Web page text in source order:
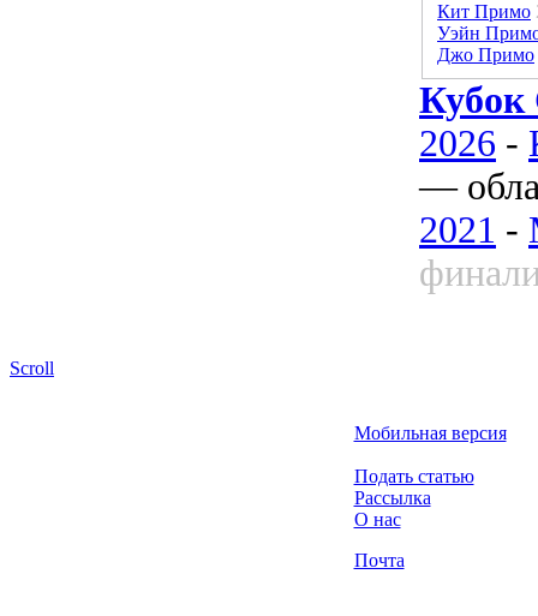
Кит Примо
Уэйн
Джо Примо
Кубок
2026 -
—
2021 -
Scroll
Мобильная версия
Подать статью
Рассылка
О нас
Почта